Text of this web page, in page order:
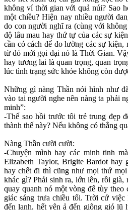
không ví thời gian với quả núi? Sao
một chiều? Hiện nay nhiều người
do con người nghĩ ra (cùng với
độ lâu mau hay thứ tự của các sự
cần có cách để đo lường các sự kiện,
từ đó mới gọi đại nó là Thời Gian.
hay tương lai là quan trọng, quan
lúc tình trạng sức khỏe không còn
Những gì nàng Thần nói hình như
vào tai người nghe nên nàng ta phải
minh”:
-Thế sao hồi trước tôi trẻ trung đẹp
thành thế này? Nếu không có thằng
Nàng Thần cười cười:
-Chuyện mình hay các minh tinh
Elizabeth Taylor, Brigite Bardot
hay chết đi thì cũng như mọi thứ
khác gì? Phải sinh ra, lớn lên, rồi
quay quanh nó một vòng để tùy
giác sáng trưa chiều tối. Trời cứ
đến lạnh, hết yên ả đến giông gió lũ